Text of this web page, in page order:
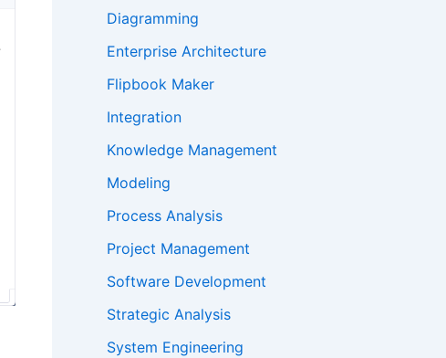
Diagramming
Enterprise Architecture
Flipbook Maker
Integration
Knowledge Management
Modeling
Process Analysis
Project Management
Software Development
Strategic Analysis
System Engineering